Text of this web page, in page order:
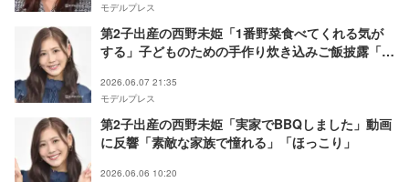
モデルプレス
第2子出産の西野未姫「1番野菜食べてくれる気が
する」子どものための手作り炊き込みご飯披露「彩
2026.06.07 21:35
モデルプレス
第2子出産の西野未姫「実家でBBQしました」動画
に反響「素敵な家族で憧れる」「ほっこり」
2026.06.06 10:20